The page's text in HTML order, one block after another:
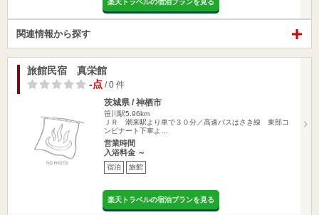
楽天トラベルの宿泊プランを見る
関連情報から探す
旅館民宿 真栄館
-点 / 0 件
茨城県 / 神栖市
笹川駅5.96km
ＪＲ 潮来駅より車で３０分／高速バスはさき線 東部コ
ンビナート下車よ…
営業時間
入浴料金 ～
宿泊 旅館
楽天トラベルの宿泊プランを見る